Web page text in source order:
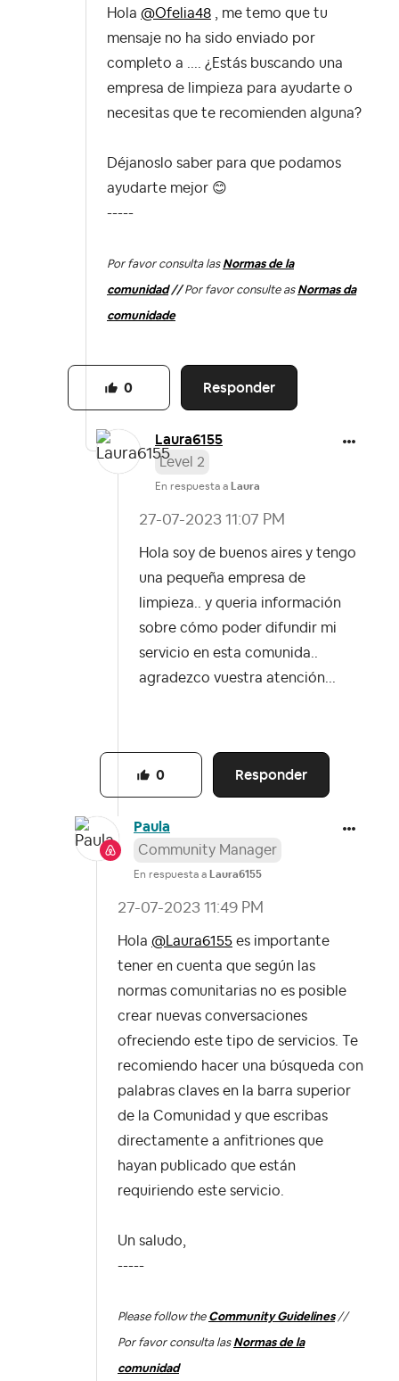
Hola @Ofelia48 , me temo que tu
mensaje no ha sido enviado por
completo a .... ¿Estás buscando una
empresa de limpieza para ayudarte o
necesitas que te recomienden alguna?
Déjanoslo saber para que podamos
ayudarte mejor 😊
-----
Por favor consulta las Normas de la
comunidad//Por favor consulte as Normas da
comunidade
Responder
0
Laura6155
Level 2
En respuesta a Laura
‎27-07-2023 11:07 PM
Hola soy de buenos aires y tengo
una pequeña empresa de
limpieza.. y queria información
sobre cómo poder difundir mi
servicio en esta comunida..
agradezco vuestra atención...
Responder
0
Paula
Community Manager
En respuesta a Laura6155
‎27-07-2023 11:49 PM
Hola @Laura6155 es importante
tener en cuenta que según las
normas comunitarias no es posible
crear nuevas conversaciones
ofreciendo este tipo de servicios. Te
recomiendo hacer una búsqueda con
palabras claves en la barra superior
de la Comunidad y que escribas
directamente a anfitriones que
hayan publicado que están
requiriendo este servicio.
Un saludo,
-----
Please follow the Community Guidelines//
Por favor consulta las Normas de la
comunidad